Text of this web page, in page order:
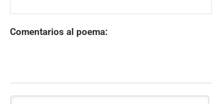
Comentarios al poema: